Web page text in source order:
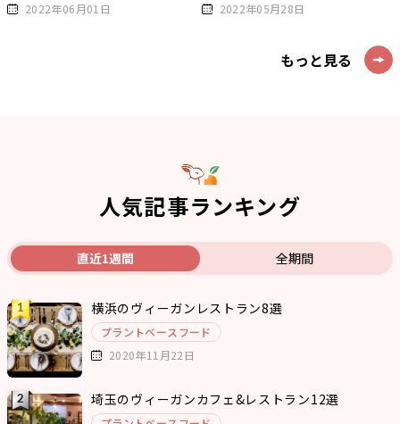
2022年06月01日
2022年05月28日
もっと見る
人気記事ランキング
直近1週間 全期間
横浜のヴィーガンレストラン8選
プラントベースフード
2020年11月22日
埼玉のヴィーガンカフェ&レストラン12選